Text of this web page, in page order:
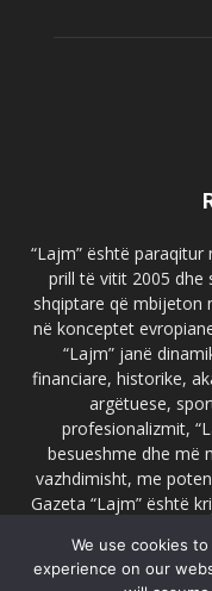
“Lajm” është
prill të vitit 2005
shqiptare që mbijeton
në konceptet
“Lajm” janë
financiare, historike,
argëtuese,
profesionalizmit,
besueshme dhe më
vazhdimisht, me
Gazeta “Lajm” është
faqja zyrtare e
ndër
We use cookies
experience on our